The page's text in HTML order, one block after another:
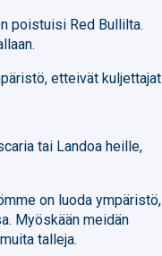
poistuisi Red Bullilta.
etteivät kuljettajat
tai Landoa heille,
on luoda ympäristö,
Myöskään meidän
talleja.